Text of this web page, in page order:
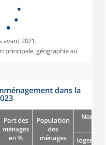
avant 2021.
principale, géographie au
dans la
Part des
ménages
en %
Population
des
ménages
logement